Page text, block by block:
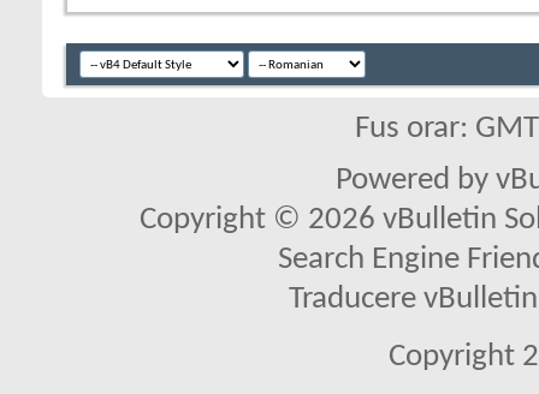
Fus orar:
Powered by
Copyright © 2026 vBulletin
Search Engine
Traducere
Copyright